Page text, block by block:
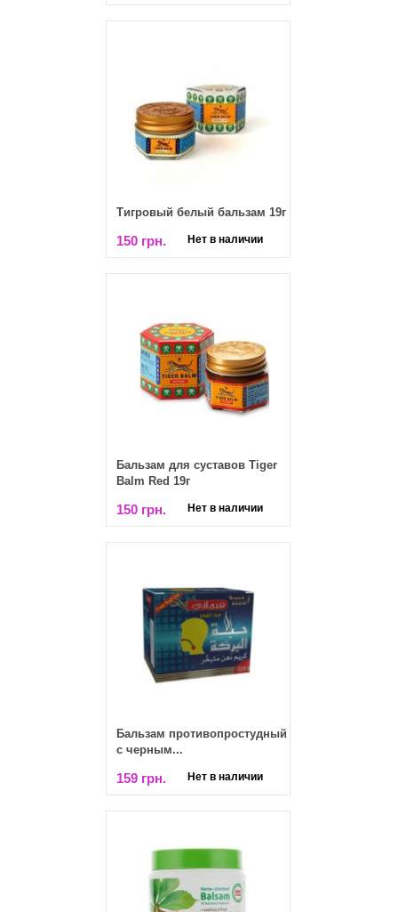
Тигровый белый бальзам 19г
150 грн. Нет в наличии
Бальзам для суставов Tiger
Balm Red 19г
150 грн. Нет в наличии
Бальзам противопростудный
с черным...
159 грн. Нет в наличии